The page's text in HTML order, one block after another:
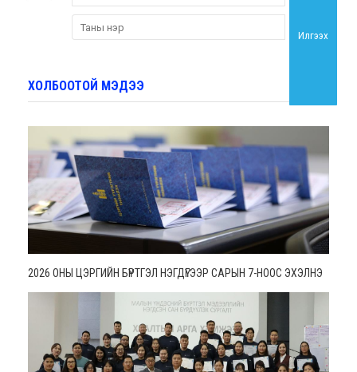
Илгээх
ХОЛБООТОЙ МЭДЭЭ
2026 ОНЫ ЦЭРГИЙН БҮРТГЭЛ НЭГДҮГЭЭР САРЫН 7-НООС ЭХЭЛНЭ